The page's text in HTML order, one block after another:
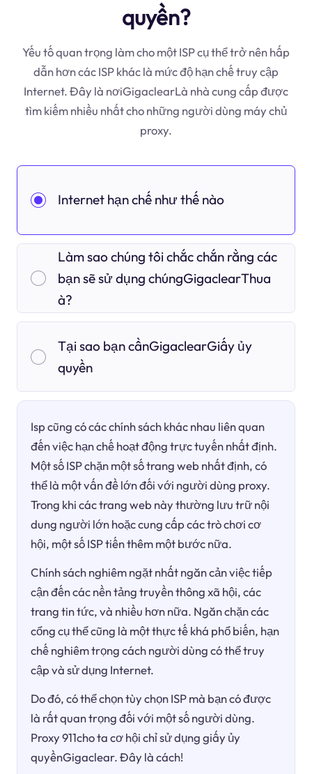
quyền?
Yếu tố quan trọng làm cho một ISP cụ thể trở nên hấp
dẫn hơn các ISP khác là mức độ hạn chế truy cập
Internet. Đây là nơiGigaclearLà nhà cung cấp được
tìm kiếm nhiều nhất cho những người dùng máy chủ
proxy.
Internet hạn chế như thế nào
Làm sao chúng tôi chắc chắn rằng các
bạn sẽ sử dụng chúngGigaclearThua
à?
Tại sao bạn cầnGigaclearGiấy ủy
quyền
Isp cũng có các chính sách khác nhau liên quan
đến việc hạn chế hoạt động trực tuyến nhất định.
Một số ISP chặn một số trang web nhất định, có
thể là một vấn đề lớn đối với người dùng proxy.
Trong khi các trang web này thường lưu trữ nội
dung người lớn hoặc cung cấp các trò chơi cơ
hội, một số ISP tiến thêm một bước nữa.
Chính sách nghiêm ngặt nhất ngăn cản việc tiếp
cận đến các nền tảng truyền thông xã hội, các
trang tin tức, và nhiều hơn nữa. Ngăn chặn các
cổng cụ thể cũng là một thực tế khá phổ biến, hạn
chế nghiêm trọng cách người dùng có thể truy
cập và sử dụng Internet.
Do đó, có thể chọn tùy chọn ISP mà bạn có được
là rất quan trọng đối với một số người dùng.
Proxy 911cho ta cơ hội chỉ sử dụng giấy ủy
quyềnGigaclear. Đây là cách!